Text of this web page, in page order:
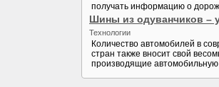
получать информацию о
Шины из одуванчиков –
Технологии
Количество автомобилей в
стран также вносит свой
производящие автомобильную